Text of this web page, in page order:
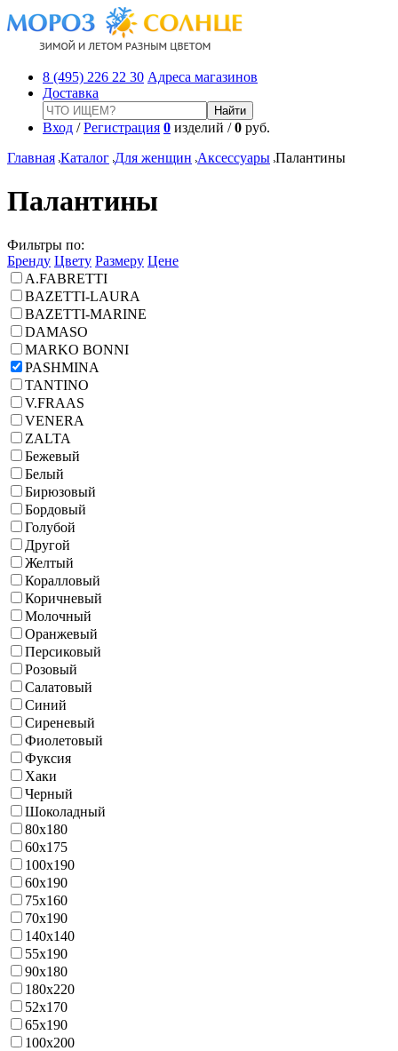
8 (495) 226 22 30 Адреса магазинов
Доставка
Вход /Регистрация 0 изделий /0 руб.
Главная Каталог Для женщин Аксессуары Палантины
Палантины
Фильтры по:
Бренду Цвету Размеру Цене
A.FABRETTI
BAZETTI-LAURA
BAZETTI-MARINE
DAMASO
MARKO BONNI
PASHMINA
TANTINO
V.FRAAS
VENERA
ZALTA
Бежевый
Белый
Бирюзовый
Бордовый
Голубой
Другой
Желтый
Коралловый
Коричневый
Молочный
Оранжевый
Персиковый
Розовый
Салатовый
Синий
Сиреневый
Фиолетовый
Фуксия
Хаки
Черный
Шоколадный
80х180
60х175
100х190
60х190
75х160
70х190
140х140
55х190
90х180
180х220
52х170
65х190
100х200